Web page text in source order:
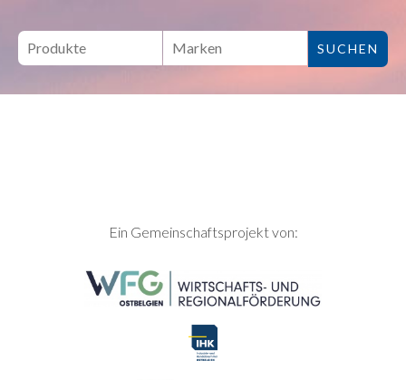
SEITENFUSSEin Gemeinschaftsprojekt von: